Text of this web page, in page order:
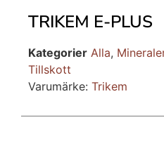
TRIKEM E-PLUS
Kategorier Alla,
Tillskott
Varumärke: Trikem